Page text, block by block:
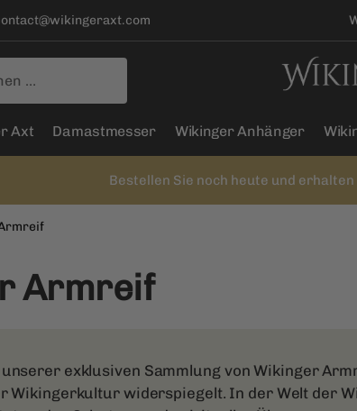
Axt Damastmesser Wikinger Anhänger
Bestellen Sie noch heute und
Armreif
exklusiven Sammlung von Wikinger
Wikingerkultur widerspiegelt. In der Welt der